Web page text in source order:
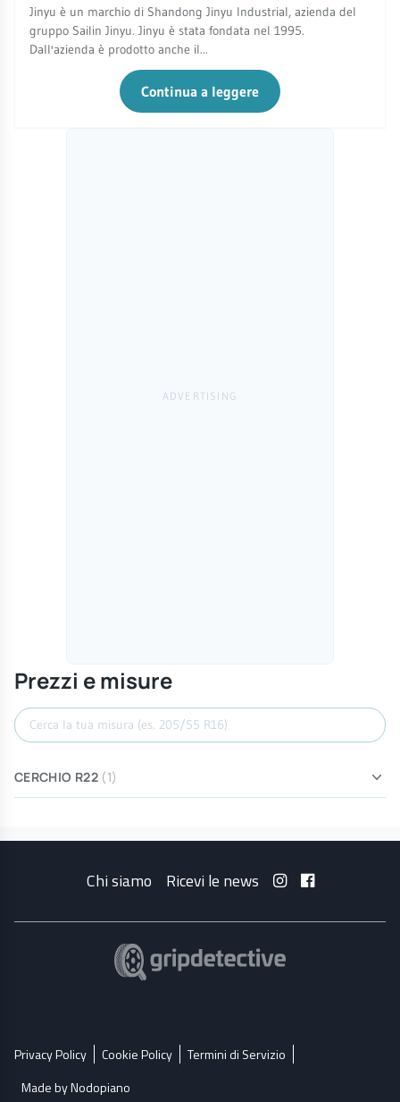
Jinyu è un marchio di Shandong Jinyu Industrial, azienda del
gruppo Sailin Jinyu. Jinyu è stata fondata nel 1995.
Dall'azienda è prodotto anche il...
Continua a leggere
Prezzi e misure
Cerca misura
CERCHIO R22 (1)
Chi siamo Ricevi le news
Privacy Policy Cookie Policy
Termini di Servizio
Made by Nodopiano